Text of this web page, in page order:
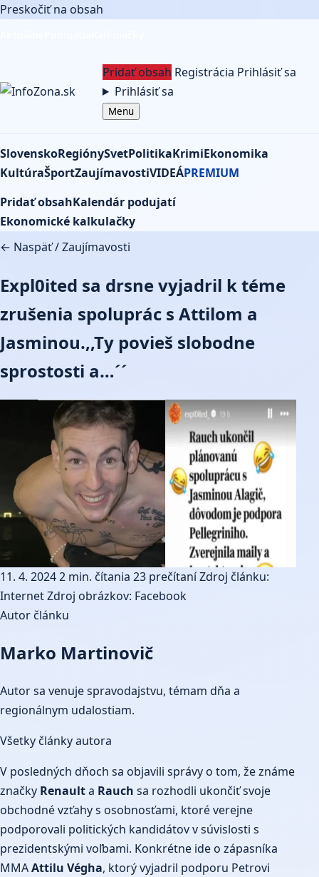
Preskočiť na obsah
Pridať obsah Registrácia Prihlásiť sa
Prihlásiť sa
Menu
SlovenskoRegiónySvetPolitikaKrimiEkonomika
KultúraŠportZaujímavostiVIDEÁPREMIUM
Pridať obsahKalendár podujatí
Ekonomické kalkulačky
← Naspäť/Zaujímavosti
Expl0ited sa drsne vyjadril k téme
zrušenia spoluprác s Attilom a
Jasminou.,,Ty povieš slobodne
sprostosti a…´´
11. 4. 20242 min. čítania 23 prečítaníZdroj článku:
InternetZdroj obrázkov: Facebook
Autor článku
Marko Martinovič
Autor sa venuje spravodajstvu, témam dňa a
regionálnym udalostiam.
Všetky články autora
V posledných dňoch sa objavili správy o tom, že známe
značky Renaulta Rauch sa rozhodli ukončiť svoje
obchodné vzťahy s osobnosťami, ktoré verejne
podporovali politických kandidátov v súvislosti s
prezidentskými voľbami. Konkrétne ide o zápasníka
MMAAttilu Végha, ktorý vyjadril podporu Petrovi